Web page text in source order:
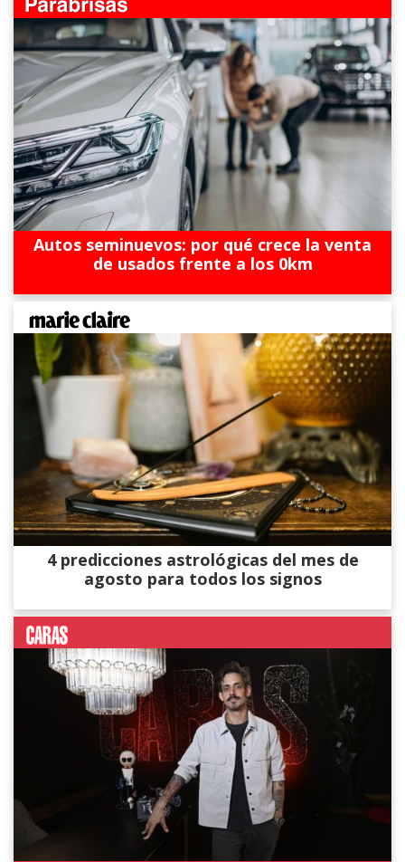
Autos seminuevos: por qué crece la venta
de usados frente a los 0km
4 predicciones astrológicas del mes de
agosto para todos los signos